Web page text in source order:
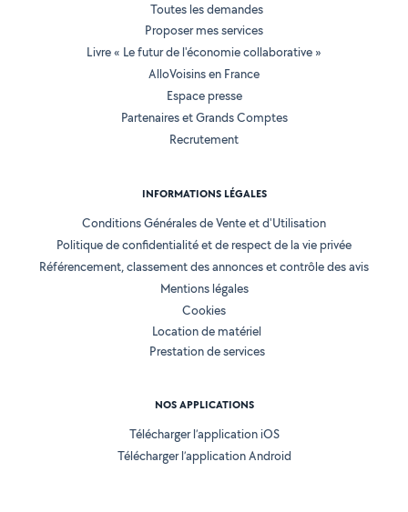
Toutes les demandes
Proposer mes services
Livre « Le futur de l'économie collaborative »
AlloVoisins en France
Espace presse
Partenaires et Grands Comptes
Recrutement
INFORMATIONS LÉGALES
Conditions Générales de Vente et d'Utilisation
Politique de confidentialité et de respect de la vie privée
Référencement, classement des annonces et contrôle des avis
Mentions légales
Cookies
Location de matériel
Prestation de services
NOS APPLICATIONS
Télécharger l’application iOS
Télécharger l’application Android